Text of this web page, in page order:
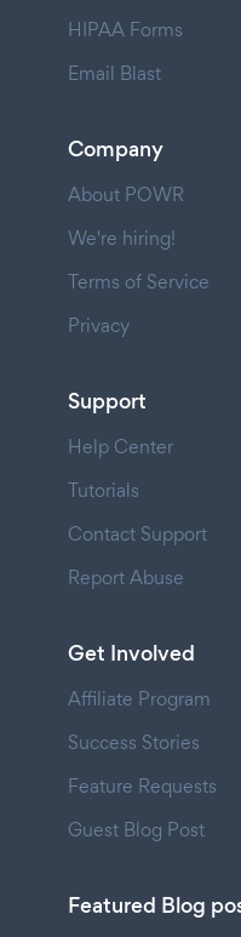
HIPAA Forms
Email Blast
Company
About POWR
We're hiring!
Terms of Service
Privacy
Support
Help Center
Tutorials
Contact Support
Report Abuse
Get Involved
Affiliate Program
Success Stories
Feature Requests
Guest Blog Post
Featured Blog